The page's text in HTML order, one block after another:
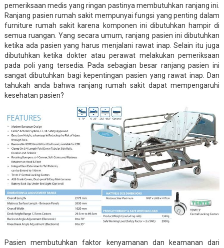
pemeriksaan medis yang ringan pastinya membutuhkan ranjang ini.
Ranjang pasien rumah sakit mempunyai fungsi yang penting dalam
furniture rumah sakit karena komponen ini dibutuhkan hampir di
semua ruangan. Yang secara umum, ranjang pasien ini dibutuhkan
ketika ada pasien yang harus menjalani rawat inap. Selain itu juga
dibutuhkan ketika dokter atau perawat melakukan pemeriksaan
pada poli yang tersedia. Pada sebagian besar ranjang pasien ini
sangat dibutuhkan bagi kepentingan pasien yang rawat inap. Dan
tahukah anda bahwa ranjang rumah sakit dapat mempengaruhi
kesehatan pasien?
Pasien membutuhkan faktor kenyamanan dan keamanan dari